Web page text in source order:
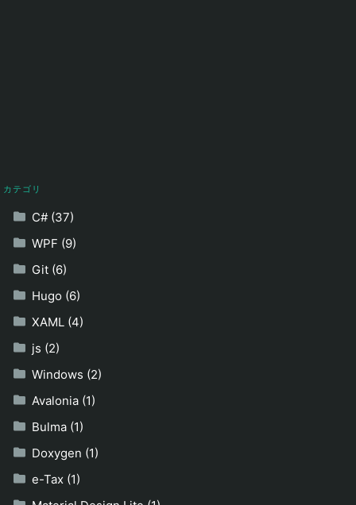
カテゴリ
C# (37)
WPF (9)
Git (6)
Hugo (6)
XAML (4)
js (2)
Windows (2)
Avalonia (1)
Bulma (1)
Doxygen (1)
e-Tax (1)